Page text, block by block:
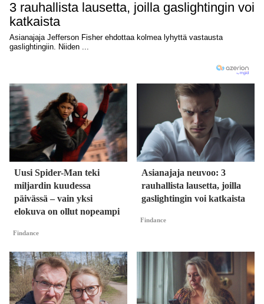
Uusi Spider-Man teki
miljardin kuudessa
päivässä – vain yksi
elokuva on ollut nopeampi
Findance
Asianajaja neuvoo: 3
rauhallista lausetta, joilla
gaslightingin voi katkaista
Findance